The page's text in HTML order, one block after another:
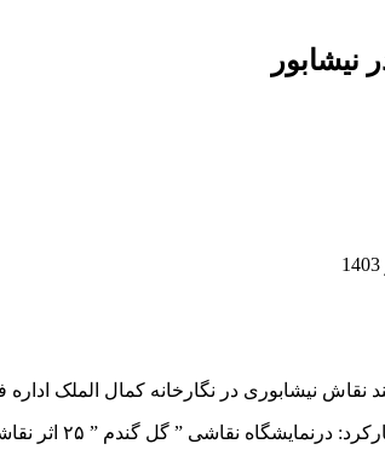
نیشابور
نقاش نیشابوری در نگارخانه کمال الملک